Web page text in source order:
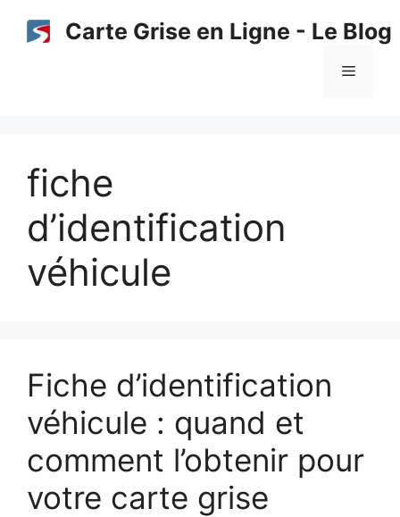
Carte Grise en Ligne - Le Blog
Menu
fiche
d’identification
véhicule
Fiche d’identification
véhicule : quand et
comment l’obtenir pour
votre carte grise